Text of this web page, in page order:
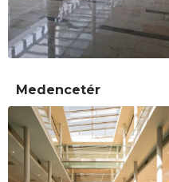
Medencetér